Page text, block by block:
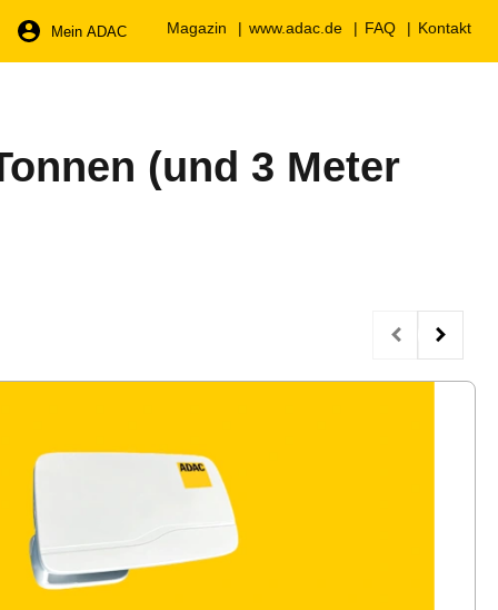
Mein ADAC Magazin www.adac.de FAQ Kontakt
(und 3 Meter